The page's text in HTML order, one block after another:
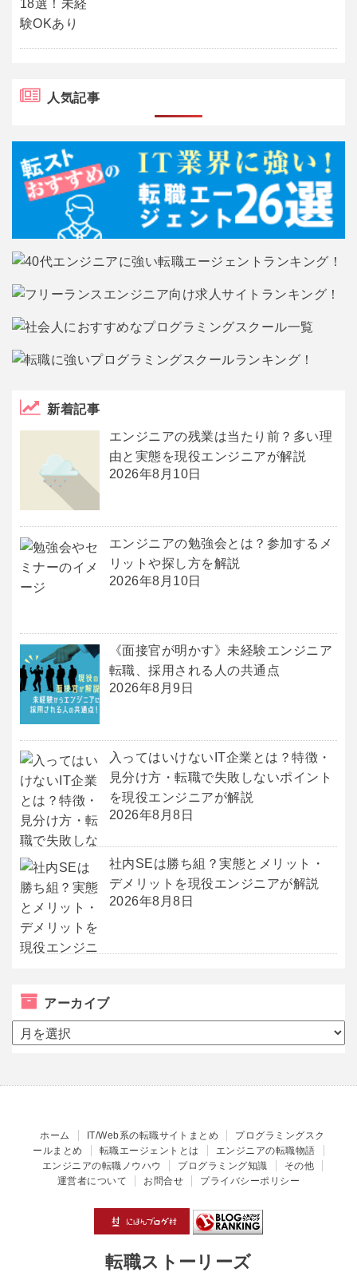
人気記事
新着記事
エンジニアの残業は当たり前？多い理
由と実態を現役エンジニアが解説
2026年8月10日
エンジニアの勉強会とは？参加するメ
リットや探し方を解説
2026年8月10日
《面接官が明かす》未経験エンジニア
転職、採用される人の共通点
2026年8月9日
入ってはいけないIT企業とは？特徴・
見分け方・転職で失敗しないポイント
を現役エンジニアが解説
2026年8月8日
社内SEは勝ち組？実態とメリット・
デメリットを現役エンジニアが解説
2026年8月8日
アーカイブ
ア
ー
ホーム IT/Web系の転職サイトまとめ
プログラミングスク
ールまとめ
転職エージェントとは
エンジニアの転職物語
エンジニアの転職ノウハウ
プログラミング知識
その他
運営者について
お問合せ プライバシーポリシー
転職ストーリーズ